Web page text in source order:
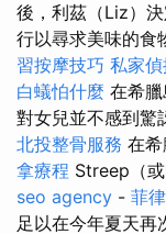
後，利茲（Liz）
行以尋求美味的食
習按摩技巧 私家
白蟻怕什麼 在希
對女兒並不感到驚
北投整骨服務 在
拿療程 Streep（
seo agency - 菲
足以在今年夏天再